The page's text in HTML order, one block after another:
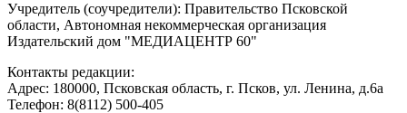
Учредитель (соучредители): Правительство Псковской
области, Автономная некоммерческая организация
Издательский дом "МЕДИАЦЕНТР 60"
Контакты редакции:
Адреc: 180000, Псковская область, г. Псков, ул. Ленина, д.6а
Телефон: 8(8112) 500-405